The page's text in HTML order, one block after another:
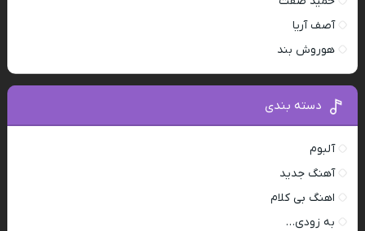
آصف آریا
هوروش بند
دسته بندی
آلبوم
آهنگ جدید
اهنگ بی کلام
به زودی…